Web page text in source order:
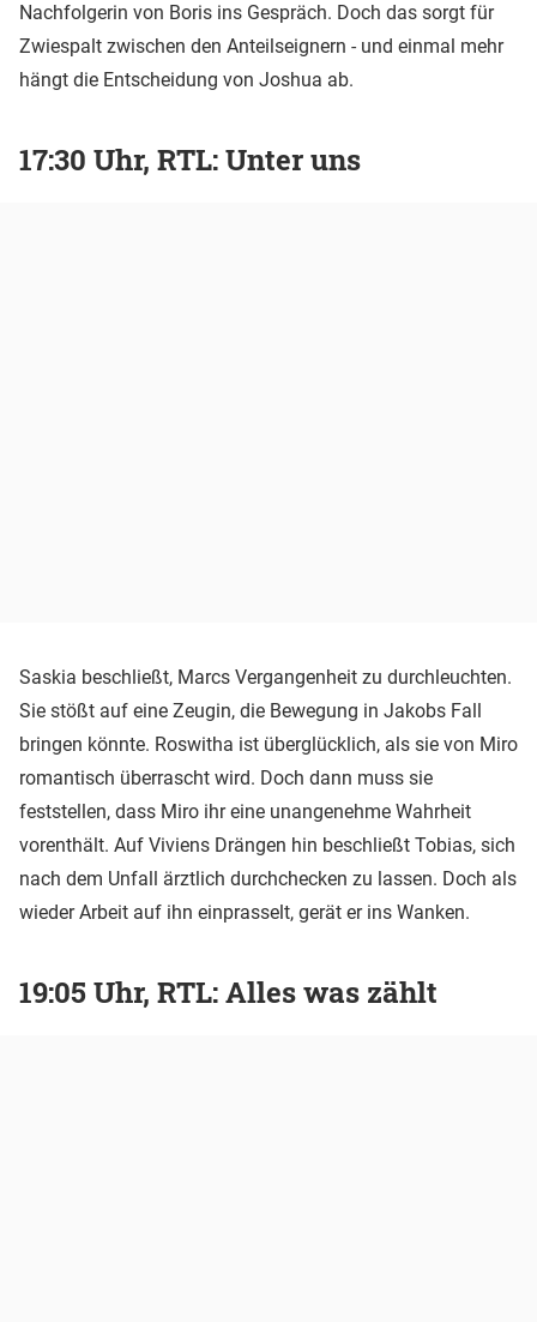
Nachfolgerin von Boris ins Gespräch. Doch das sorgt für
Zwiespalt zwischen den Anteilseignern - und einmal mehr
hängt die Entscheidung von Joshua ab.
17:30 Uhr, RTL: Unter uns
Saskia beschließt, Marcs Vergangenheit zu durchleuchten.
Sie stößt auf eine Zeugin, die Bewegung in Jakobs Fall
bringen könnte. Roswitha ist überglücklich, als sie von Miro
romantisch überrascht wird. Doch dann muss sie
feststellen, dass Miro ihr eine unangenehme Wahrheit
vorenthält. Auf Viviens Drängen hin beschließt Tobias, sich
nach dem Unfall ärztlich durchchecken zu lassen. Doch als
wieder Arbeit auf ihn einprasselt, gerät er ins Wanken.
19:05 Uhr, RTL: Alles was zählt